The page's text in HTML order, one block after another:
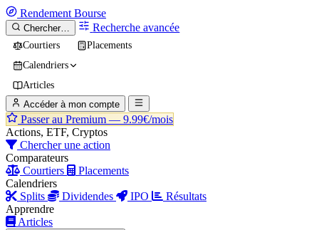
Rendement Bourse
Chercher… Recherche avancée
Courtiers
Placements
Calendriers
Articles
Accéder à mon compte
Passer au Premium — 9.99€/mois
Actions, ETF, Cryptos
Chercher une action
Comparateurs
Courtiers
Placements
Calendriers
Splits
Dividendes IPO
Résultats
Apprendre
Articles